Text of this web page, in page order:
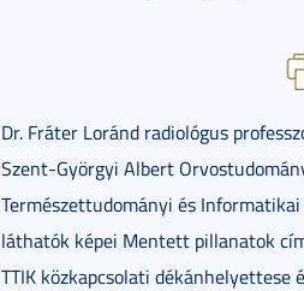
Dr. Fráter Loránd radiológus
Szent-Györgyi Albert
Természettudományi és
láthatók képei Mentett pillanatok
TTIK közkapcsolati